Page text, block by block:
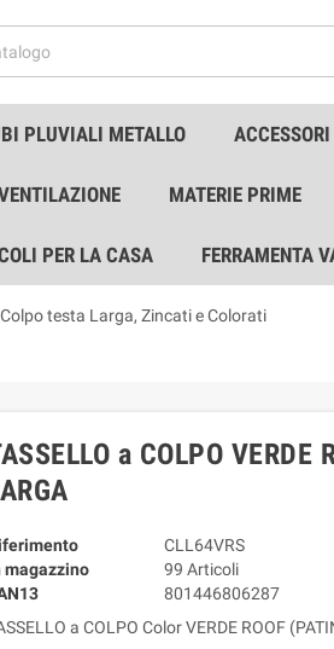
PLUVIALI METALLO
MATERIE PRIME
PER LA CASA FERRAMENTA
Colpo testa Larga, Zincati e Colorati
a COLPO
CLL64VRS
magazzino
99 Articoli
801446806287
a COLPO Color VERDE ROOF